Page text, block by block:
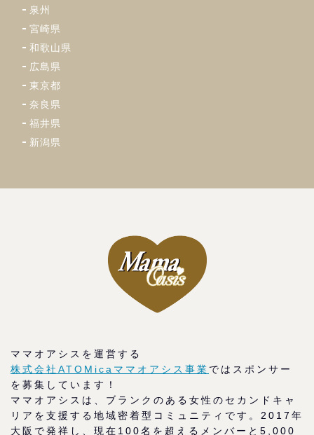
泉州
宮崎県
和歌山県
広島県
東京都
奈良県
福井県
新潟県
ママオアシスを運営する
株式会社ATOMicaママオアシス事業 ではスポンサー
を募集しています！
ママオアシスは、ブランクのある女性のセカンドキャ
リアを支援する地域密着型コミュニティです。2017年
大阪で発祥し、現在100名を超えるメンバーと5,000